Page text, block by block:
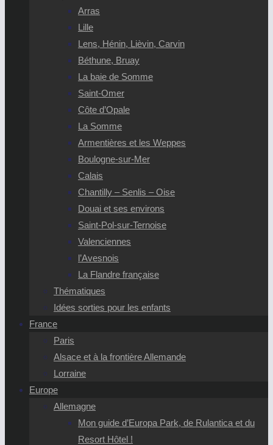
Arras
Lille
Lens, Hénin, Lièvin, Carvin
Béthune, Bruay
La baie de Somme
Saint-Omer
Côte d’Opale
La Somme
Armentières et les Weppes
Boulogne-sur-Mer
Calais
Chantilly – Senlis – Oise
Douai et ses environs
Saint-Pol-sur-Ternoise
Valenciennes
l’Avesnois
La Flandre française
Thématiques
Idées sorties pour les enfants
France
Paris
Alsace et à la frontière Allemande
Lorraine
Europe
Allemagne
Mon guide d’Europa Park, de Rulantica et du
Resort Hôtel !